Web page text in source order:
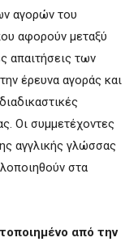
αγορών του
αφορούν μεταξύ
απαιτήσεις των
έρευνα αγοράς και
Οι συμμετέχοντες
αγγλικής γλώσσας
στα
από την